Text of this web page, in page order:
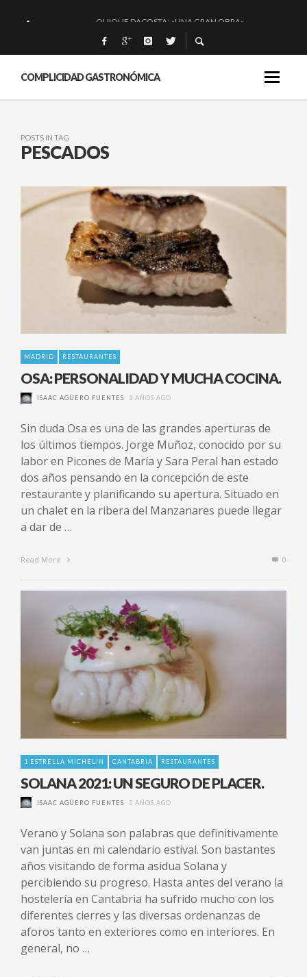
QUIQUE DACOSTA: «UNA GRAN OBRA»
EL BARUCO DE ANERO: MUCHO MÁS QUE UN BAR.
MONTIA: ESENCIAL Y BRILLANTE.
COMPLICIDAD GASTRONÓMICA
POSTS IN TAG
PESCADOS
MADRID RESTAURANTES
OSA: PERSONALIDAD Y MUCHA COCINA.
ISAAC AGÜERO FUENTES 3 AÑOS AGO
Sin duda Osa es una de las grandes aperturas de
los últimos tiempos. Jorge Muñoz, conocido por su
labor en Picones de María y Sara Peral han estado
dos años pensando en la concepción de este
restaurante y planificando su apertura. Situado en
un chalet en la ribera del Manzanares puede llegar
a dar de …
Read More 0
1 ESTRELLA MICHELIN CANTABRIA RESTAURANTES
SOLANA 2021: UN SEGURO DE PLACER.
ISAAC AGÜERO FUENTES 5 AÑOS AGO
Verano y Solana son palabras que definitivamente
van juntas en mi calendario estival. Son bastantes
años visitando de forma asidua Solana y
percibiendo su progreso. Hasta antes del verano la
hostelería en Cantabria ha sufrido mucho con los
diferentes cierres y las diversas ordenanzas de
aforos tanto en exteriores como en interiores. En
general, no …